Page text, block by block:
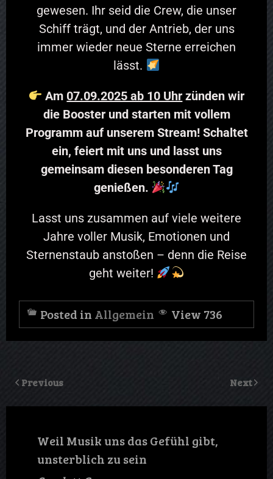
gewesen. Ihr seid die Crew, die unser
Schiff trägt, und der Antrieb, der uns
immer wieder neue Sterne erreichen
lässt.
Am 07.09.2025 ab 10 Uhr zünden wir
die Booster und starten mit vollem
Programm auf unserem Stream! Schaltet
ein, feiert mit uns und lasst uns
gemeinsam diesen besonderen Tag
genießen.
Lasst uns zusammen auf viele weitere
Jahre voller Musik, Emotionen und
Sternenstaub anstoßen – denn die Reise
geht weiter!
Posted in Allgemein View 736
Previous Next
Weil Musik uns das Gefühl gibt,
unsterblich zu sein